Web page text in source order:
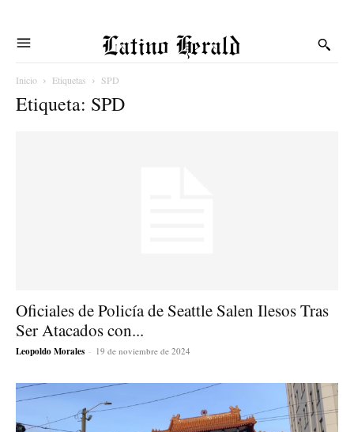
Latino Herald
Inicio Etiquetas SPD
Etiqueta: SPD
Oficiales de Policía de Seattle Salen Ilesos Tras
Ser Atacados con...
Leopoldo Morales - 19 de noviembre de 2024